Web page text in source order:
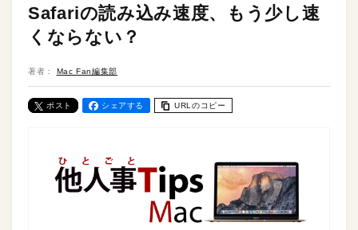
Safariの読み込み速度、もう少し速
くならない？
著者： Mac Fan編集部
ポスト シェアする URLのコピー